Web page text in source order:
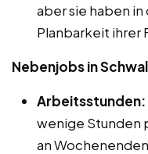
aber sie haben
Planbarkeit ihrer
Nebenjobs in
Arbeitsstunden:
wenige Stunden
an